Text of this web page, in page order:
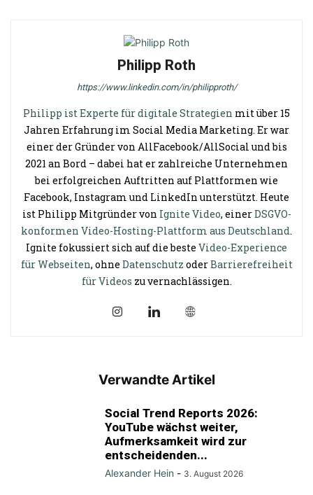
Philipp Roth
https://www.linkedin.com/in/philipproth/
Philipp ist Experte für digitale Strategien mit über 15
Jahren Erfahrung im Social Media Marketing. Er war
einer der Gründer von AllFacebook/AllSocial und bis
2021 an Bord – dabei hat er zahlreiche Unternehmen
bei erfolgreichen Auftritten auf Plattformen wie
Facebook, Instagram und LinkedIn unterstützt. Heute
ist Philipp Mitgründer von Ignite Video, einerDSGVO-
konformen Video-Hosting-Plattform aus Deutschland.
Ignite fokussiert sich auf die beste Video-Experience
für Webseiten, ohne Datenschutz oderBarrierefreiheit
für Videos zu vernachlässigen.
Verwandte Artikel
Social Trend Reports 2026:
YouTube wächst weiter,
Aufmerksamkeit wird zur
entscheidenden...
Alexander Hein - 3. August 2026